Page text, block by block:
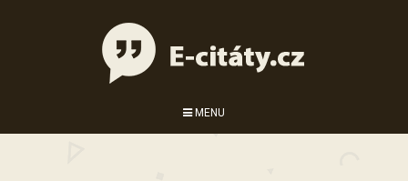
MENU